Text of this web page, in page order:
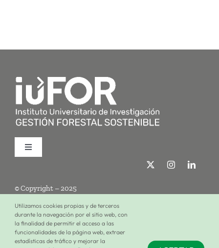
Toggle
Investigación
Formación
© Copyright – 2025
Términos de uso Política de privacidad
Utilizamos cookies propias y de terceros
durante la navegación por el sitio web, con
la finalidad de permitir el acceso a las
funcionalidades de la página web, extraer
estadísticas de tráfico y mejorar la